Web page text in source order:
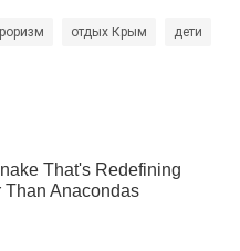
отдых Крым дети